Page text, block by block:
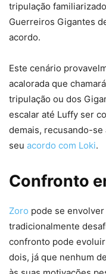
tripulação
Guerreiros Gigantes
acordo.
Este cenário
acalorada que
tripulação ou dos
escalar até Luffy ser
demais, recusando-
seu acordo com Loki.
Confronto
Zoro pode se
tradicionalmente
confronto pode
dois, já que nenhum